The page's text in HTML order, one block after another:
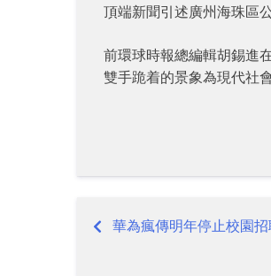
頂端新聞引述廣州海珠區
前環球時報總編輯胡錫進
雙手跪着的景象為現代社
Post
華為瘋傳明年停止校園